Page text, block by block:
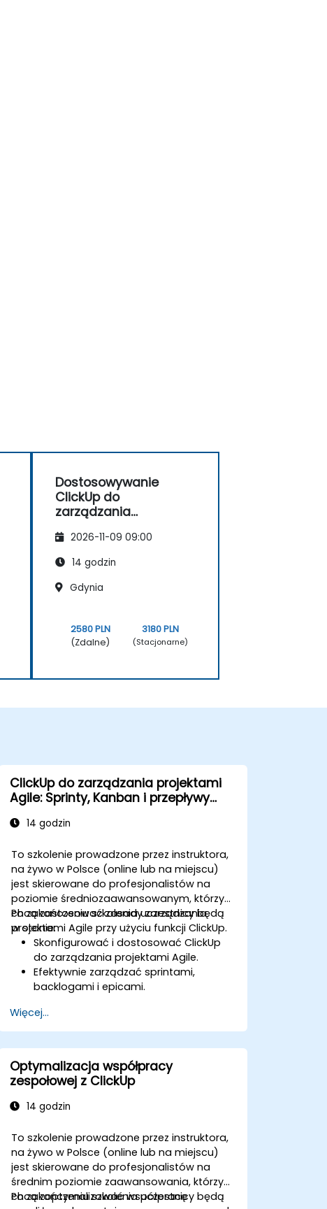
Dostosowywanie
ClickUp do
zarządzania
procesami
biznesowymi
2026-11-09 09:00
14 godzin
Gdynia
2580 PLN
(Zdalne)
3180 PLN
(Stacjonarne)
ClickUp do zarządzania projektami
Agile: Sprinty, Kanban i przepływy
14 godzin
To szkolenie prowadzone przez instruktora,
na żywo w Polsce (online lub na miejscu)
jest skierowane do profesjonalistów na
poziomie średniozaawansowanym, którzy
chcą zastosować zasady zarządzania
projektami Agile przy użyciu funkcji ClickUp.
Po zakończeniu szkolenia uczestnicy będą
w stanie:
Skonfigurować i dostosować ClickUp
do zarządzania projektami Agile.
Efektywnie zarządzać sprintami,
backlogami i epicami.
Timeline w ClickUp do przepływów
pracy Agile.
Śledzić prędkość zespołu, wykresy
burndown i metryki wydajności.
Automatyzować procesy Agile w celu
poprawy efektywności.
Integrować ClickUp z innymi
Więcej...
Optymalizacja współpracy
zespołowej z ClickUp
14 godzin
To szkolenie prowadzone przez instruktora,
na żywo w Polsce (online lub na miejscu)
jest skierowane do profesjonalistów na
średnim poziomie zaawansowania, którzy
chcą zoptymalizować współpracę
Po zakończeniu szkolenia uczestnicy będą